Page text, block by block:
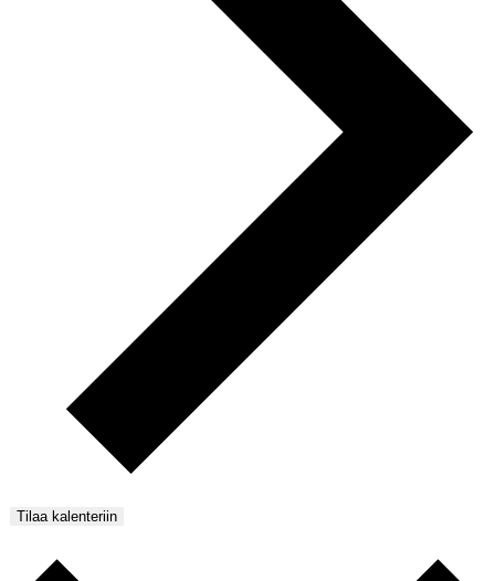
Tilaa kalenteriin